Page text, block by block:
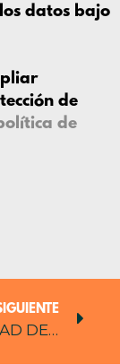
datos bajo
de
de
LA LIBERTAD DE UN PUEBLO SE MIDE EN GRADOS DE EDUCACIÓN